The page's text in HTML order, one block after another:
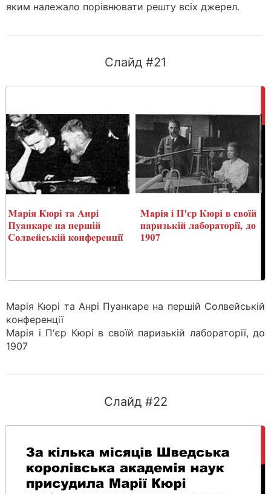
яким належало порівнювати решту всіх джерел.
Слайд #21
Марія Кюрі та Анрі Пуанкаре на першій Солвейській
конференції
Марія і П'єр Кюрі в своїй паризькій лабораторії, до
1907
Слайд #22